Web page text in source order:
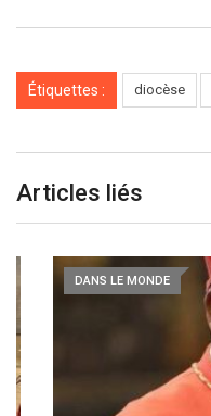
Étiquettes : diocèse
Articles liés
DANS LE MONDE